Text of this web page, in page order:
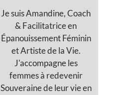
Je suis Amandine, Coach
& Facilitatrice en
Épanouissement Féminin
et Artiste de la Vie.
J'accompagne les
femmes à redevenir
Souveraine de leur vie en